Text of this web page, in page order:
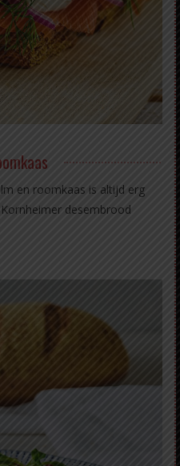
en roomkaas is altijd erg
desembrood